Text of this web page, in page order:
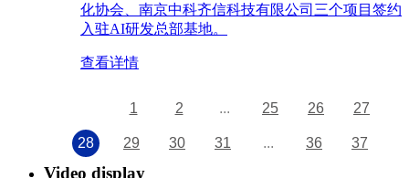
化协会、南京中科齐信科技有限公司三个项目签约
入驻AI研发总部基地。
查看详情
1 2 ... 25 26 27
28 29 30 31 ... 36 37
Video display